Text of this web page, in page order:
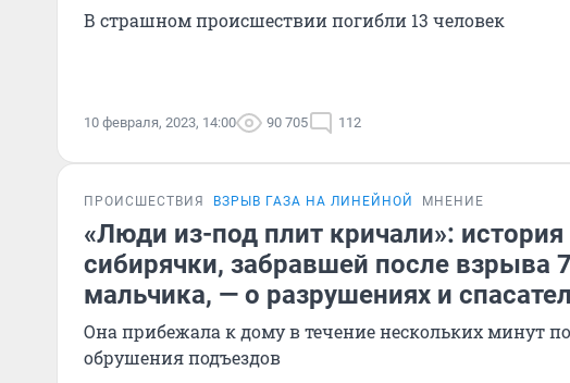
В страшном происшествии погибли 13 человек
10 февраля, 2023, 14:00 90 705 112
ПРОИСШЕСТВИЯ ВЗРЫВ ГАЗА НА ЛИНЕЙНОЙ МНЕНИЕ
«Люди из-под плит кричали»: история
сибирячки, забравшей после взрыва
мальчика, — о разрушениях и
Она прибежала к дому в течение нескольких минут
обрушения подъездов